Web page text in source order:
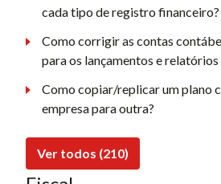
cada tipo de registro financeiro?
Como corrigir as contas
para os lançamentos e
Como copiar/replicar um plano
empresa para outra?
Ver todos (210)